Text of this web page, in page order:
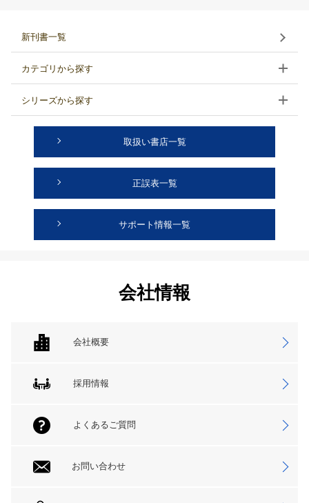
新刊書一覧
カテゴリから探す
シリーズから探す
取扱い書店一覧
正誤表一覧
サポート情報一覧
会社情報
会社概要
採用情報
よくあるご質問
お問い合わせ